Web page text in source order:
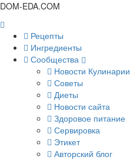
DOM-EDA.COM
Рецепты
Ингредиенты
Сообщества
Новости Кулинарии
Советы
Диеты
Новости сайта
Здоровое питание
Сервировка
Этикет
Авторский блог